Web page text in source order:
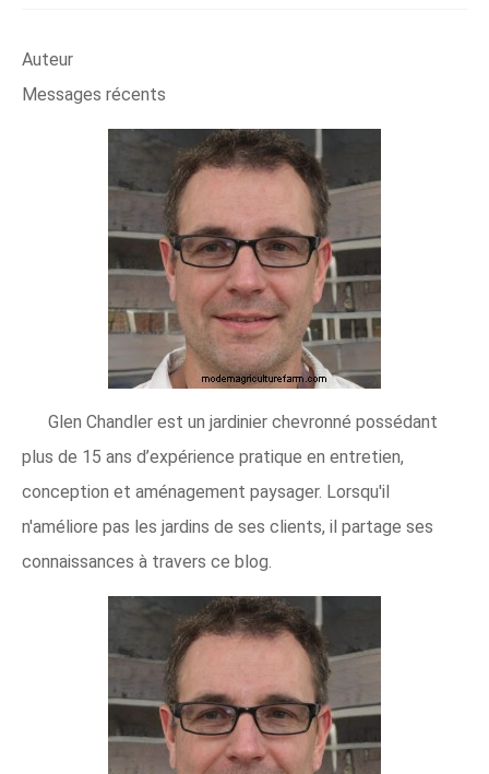
Auteur
Messages récents
Glen Chandler est un jardinier chevronné possédant
plus de 15 ans d’expérience pratique en entretien,
conception et aménagement paysager. Lorsqu'il
n'améliore pas les jardins de ses clients, il partage ses
connaissances à travers ce blog.